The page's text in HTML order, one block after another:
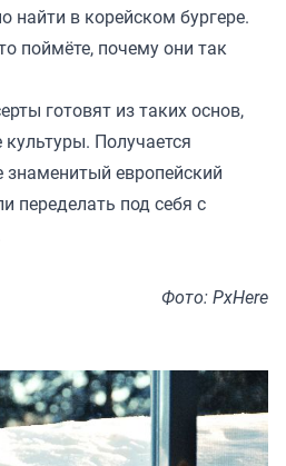
найти в корейском бургере.
поймёте, почему они так
готовят из таких основ,
Получается
европейский
переделать под себя с
Фото: PxHere